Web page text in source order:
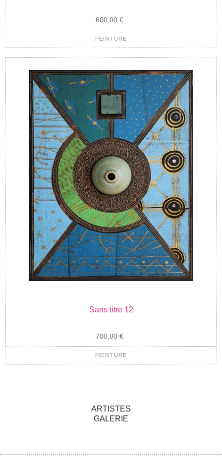
600,00 €
PEINTURE
Sans titre 12
700,00 €
PEINTURE
ARTISTES
GALERIE